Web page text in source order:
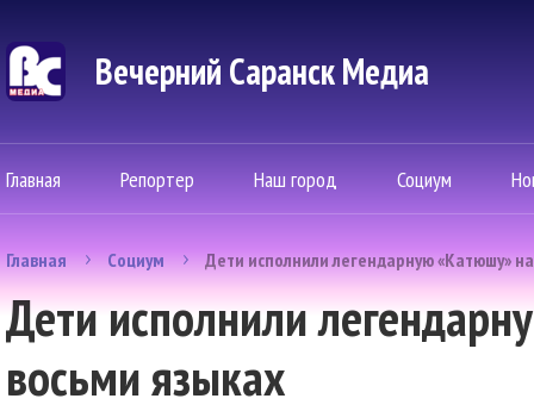
Вечерний Саранск Mедиа
Главная Репортер Наш город Социум
Главная Социум Дети исполнили легендарную «Катюшу»
Дети исполнили
восьми языках